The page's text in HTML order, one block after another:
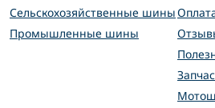
Сельскохозяйственные шины
Промышленные шины